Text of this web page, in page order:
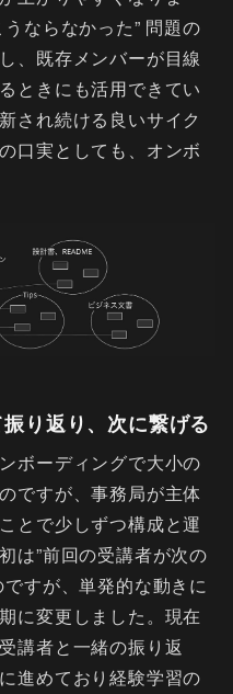
ならなかった” 問題の
、既存メンバーが目線
ときにも活用できてい
され続ける良いサイク
口実としても、オンボ
り返り、次に繋げる
ボーディングで大小の
ですが、事務局が主体
とで少しずつ構成と運
は”前回の受講者が次の
すが、単発的な動きに
に変更しました。現在
講者と一緒の振り返
進めており経験学習の